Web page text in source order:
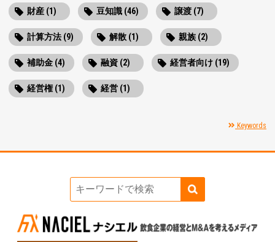
財産 (1) 豆知識 (46) 譲渡 (7)
計算方法 (9) 解散 (1) 親族 (2)
補助金 (4) 融資 (2) 経営者向け (19)
経営権 (1) 経営 (1)
Keywords